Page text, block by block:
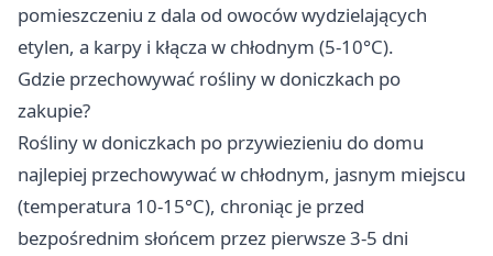
pomieszczeniu z dala od owoców wydzielających
etylen, a karpy i kłącza w chłodnym (5-10°C).
Gdzie przechowywać rośliny w doniczkach po
zakupie?
Rośliny w doniczkach po przywiezieniu do domu
najlepiej przechowywać w chłodnym, jasnym miejscu
(temperatura 10-15°C), chroniąc je przed
bezpośrednim słońcem przez pierwsze 3-5 dni